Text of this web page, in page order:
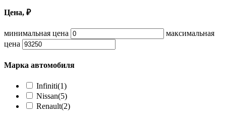
Цена, ₽
минимальная цена
максимальная
цена
Марка автомобиля
Infiniti(1)
Nissan(5)
Renault(2)